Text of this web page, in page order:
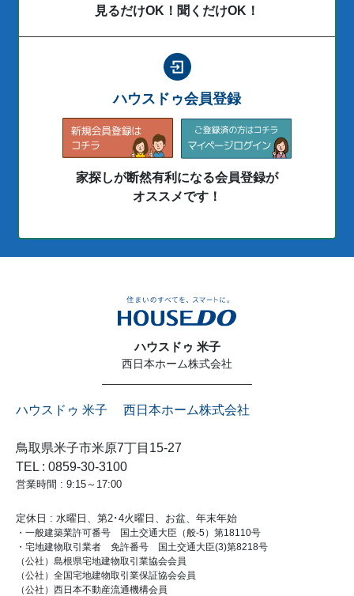
見るだけOK！聞くだけOK！
ハウスドゥ会員登録
家探しが断然有利になる会員登録が
オススメです！
ハウスドゥ 米子
西日本ホーム株式会社
ハウスドゥ 米子 西日本ホーム株式会社
鳥取県米子市米原7丁目15-27
TEL : 0859-30-3100
営業時間 : 9:15～17:00
定休日 : 水曜日、第2･4火曜日、お盆、年末年始
・一般建築業許可番号 国土交通大臣（般-5）第18110号
・宅地建物取引業者 免許番号 国土交通大臣(3)第8218号
（公社）島根県宅地建物取引業協会会員
（公社）全国宅地建物取引業保証協会会員
（公社）西日本不動産流通機構会員